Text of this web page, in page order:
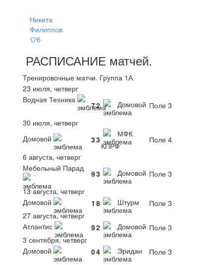
Никита
Филиппов
👕6
РАСПИСАНИЕ матчей.
Тренировочные матчи. Группа 1А
23 июля, четверг
Водная Техника
72 Домовой Поле 3
30 июля, четверг
Домовой
33
МФК
КПРФ
Поле 4
6 августа, четверг
Мебельный Парад
93 Домовой Поле 3
13 августа, четверг
Домовой
1 8 Штурм
Поле 3
27 августа, четверг
Атлантис
92 Домовой Поле 3
3 сентября, четверг
Домовой
04 Эридан Поле 3